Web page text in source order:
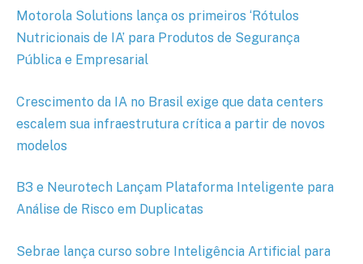
Motorola Solutions lança os primeiros ‘Rótulos
Nutricionais de IA’ para Produtos de Segurança
Pública e Empresarial
Crescimento da IA no Brasil exige que data centers
escalem sua infraestrutura crítica a partir de novos
modelos
B3 e Neurotech Lançam Plataforma Inteligente para
Análise de Risco em Duplicatas
Sebrae lança curso sobre Inteligência Artificial para